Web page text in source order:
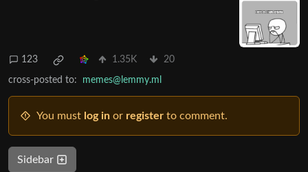
123 1.35K 20
cross-posted to: memes@lemmy.ml
You must log in or register to comment.
Sidebar